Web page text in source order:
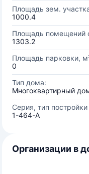
Площадь зем.
1000.4
Площадь помещений
1303.2
Площадь парковки,
0
Тип дома:
Многоквартирный
Серия, тип постройки
1-464-А
Организации в